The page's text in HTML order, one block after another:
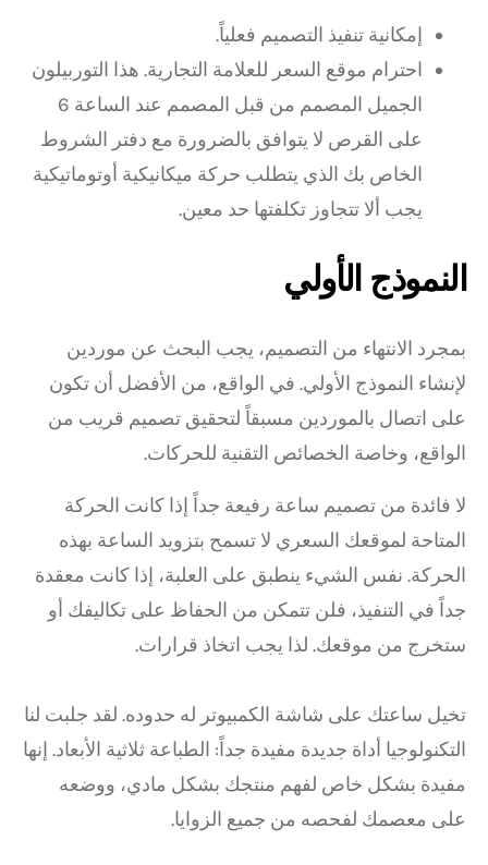
إمكانية تنفيذ التصميم فعلياً.
احترام موقع السعر للعلامة التجارية. هذا التوربيلون
الجميل المصمم من قبل المصمم عند الساعة 6
على القرص لا يتوافق بالضرورة مع دفتر الشروط
الخاص بك الذي يتطلب حركة ميكانيكية أوتوماتيكية
يجب ألا تتجاوز تكلفتها حد معين.
النموذج الأولي
بمجرد الانتهاء من التصميم، يجب البحث عن موردين
لإنشاء النموذج الأولي. في الواقع، من الأفضل أن تكون
على اتصال بالموردين مسبقاً لتحقيق تصميم قريب من
الواقع، وخاصة الخصائص التقنية للحركات.
لا فائدة من تصميم ساعة رفيعة جداً إذا كانت الحركة
المتاحة لموقعك السعري لا تسمح بتزويد الساعة بهذه
الحركة. نفس الشيء ينطبق على العلبة، إذا كانت معقدة
جداً في التنفيذ، فلن تتمكن من الحفاظ على تكاليفك أو
ستخرج من موقعك. لذا يجب اتخاذ قرارات.
تخيل ساعتك على شاشة الكمبيوتر له حدوده. لقد جلبت لنا
التكنولوجيا أداة جديدة مفيدة جداً: الطباعة ثلاثية الأبعاد. إنها
مفيدة بشكل خاص لفهم منتجك بشكل مادي، ووضعه
على معصمك لفحصه من جميع الزوايا.